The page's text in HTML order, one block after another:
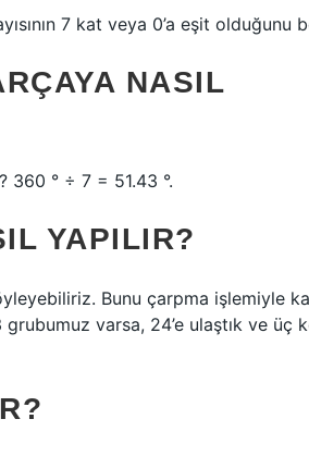
7 kat veya 0’a eşit olduğunu
NASIL
360 ° ÷ 7 = 51.43 °.
YAPILIR?
Bunu çarpma işlemiyle
varsa, 24’e ulaştık ve üç